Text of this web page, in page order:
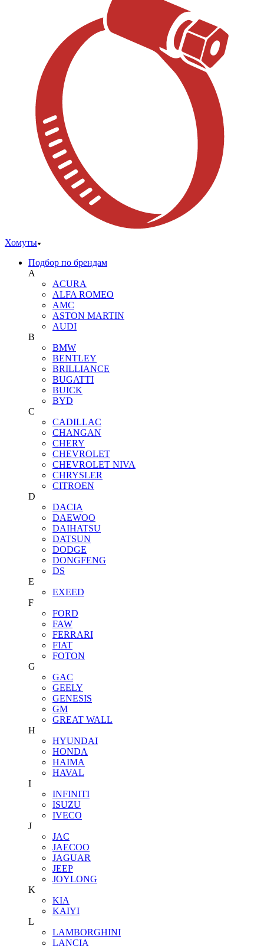
Хомуты
Подбор по брендам
A
ACURA
ALFA ROMEO
AMC
ASTON MARTIN
AUDI
B
BMW
BENTLEY
BRILLIANCE
BUGATTI
BUICK
BYD
C
CADILLAC
CHANGAN
CHERY
CHEVROLET
CHEVROLET NIVA
CHRYSLER
CITROEN
D
DACIA
DAEWOO
DAIHATSU
DATSUN
DODGE
DONGFENG
DS
E
EXEED
F
FORD
FAW
FERRARI
FIAT
FOTON
G
GAC
GEELY
GENESIS
GM
GREAT WALL
H
HYUNDAI
HONDA
HAIMA
HAVAL
I
INFINITI
ISUZU
IVECO
J
JAC
JAECOO
JAGUAR
JEEP
JOYLONG
K
KIA
KAIYI
L
LAMBORGHINI
LANCIA